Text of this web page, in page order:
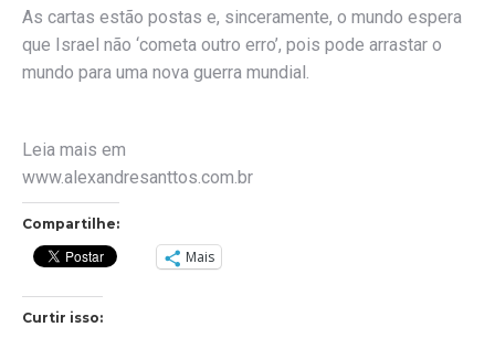
As cartas estão postas e, sinceramente, o mundo espera
que Israel não ‘cometa outro erro’, pois pode arrastar o
mundo para uma nova guerra mundial.
Leia mais em
www.alexandresanttos.com.br
Compartilhe:
Mais
Curtir isso: